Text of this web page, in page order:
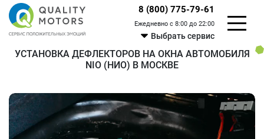
8 (800) 775-79-61
Ежедневно с 8:00 до 22:00
Выбрать сервис
УСТАНОВКА ДЕФЛЕКТОРОВ НА ОКНА АВТОМОБИЛЯ
NIO (НИО) В МОСКВЕ